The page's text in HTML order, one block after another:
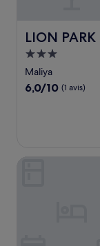
LION PARK
LION PARK
Hébergement
3.0 étoiles
Maliya
6.0
6,0/10 (1 avis)